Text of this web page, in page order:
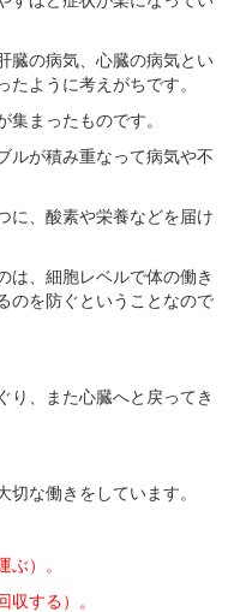
臓の病気、心臓の病気とい
ように考えがちです。
集まったものです。
ルが積み重なって病気や不
に、酸素や栄養などを届け
は、細胞レベルで体の働き
のを防ぐということなので
り、また心臓へと戻ってき
な働きをしています。
）。
する）。